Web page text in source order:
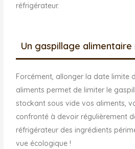
réfrigérateur.
Un gaspillage
Forcément, allonger la date limite
aliments permet de limiter le
stockant sous vide vos aliments,
confronté à devoir régulièrement
réfrigérateur des ingrédients
vue écologique !